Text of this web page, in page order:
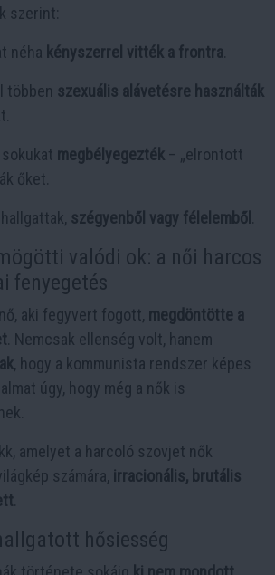
szerint:
néha kényszerrel vitték a frontra
többen szexuális alávetésre használták
megbélyegezték – „elrontott
őket.
szégyenből vagy félelemből
valódi ok: a női harcos
fenyegetés
aki fegyvert fogott, megdöntötte a
. Nemcsak ellenség volt, hanem
, hogy a kommunista rendszer képes
úgy, hogy még a nők is
amelyet a harcoló szovjet nők
számára, irracionális, brutális
hősiesség